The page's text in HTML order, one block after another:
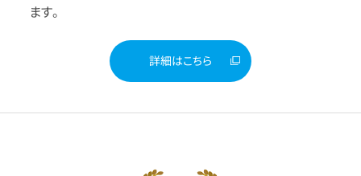
ます。
詳細はこちら